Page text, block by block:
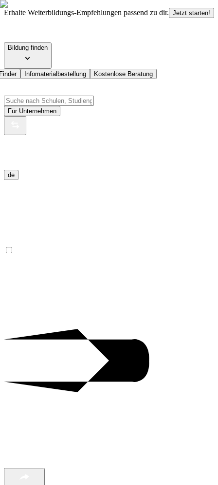
Erhalte Weiterbildungs-Empfehlungen passend zu dir. Jetzt starten!
Bildung finden
Infomaterialbestellung Kostenlose Beratung
Für Unternehmen
de